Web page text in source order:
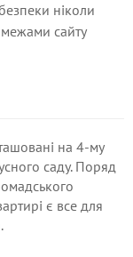
ніколи
межами сайту
на 4-му
саду. Поряд
є все для